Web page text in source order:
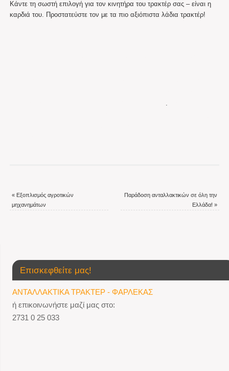
Κάντε τη σωστή επιλογή για τον κινητήρα του τρακτέρ σας – είναι η
καρδιά του. Προστατεύστε τον με τα πιο αξιόπιστα λάδια τρακτέρ!
.
«Εξοπλισμός αγροτικών
μηχανημάτων
Παράδοση ανταλλακτικών σε όλη την
Ελλάδα!»
Επισκεφθείτε μας!
ΑΝΤΑΛΛΑΚΤΙΚΑ ΤΡΑΚΤΕΡ - ΦΑΡΛΕΚΑΣ
ή επικοινωνήστε μαζί μας στο:
2731 0 25 033